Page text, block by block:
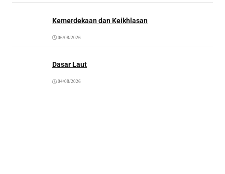
Kemerdekaan dan Keikhlasan
06/08/2026
Dasar Laut
04/08/2026